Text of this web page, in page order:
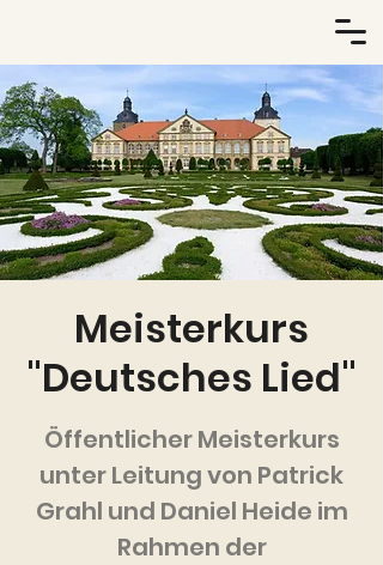
Meisterkurs
"Deutsches Lied"
Öffentlicher Meisterkurs
unter Leitung von Patrick
Grahl und Daniel Heide im
Rahmen der